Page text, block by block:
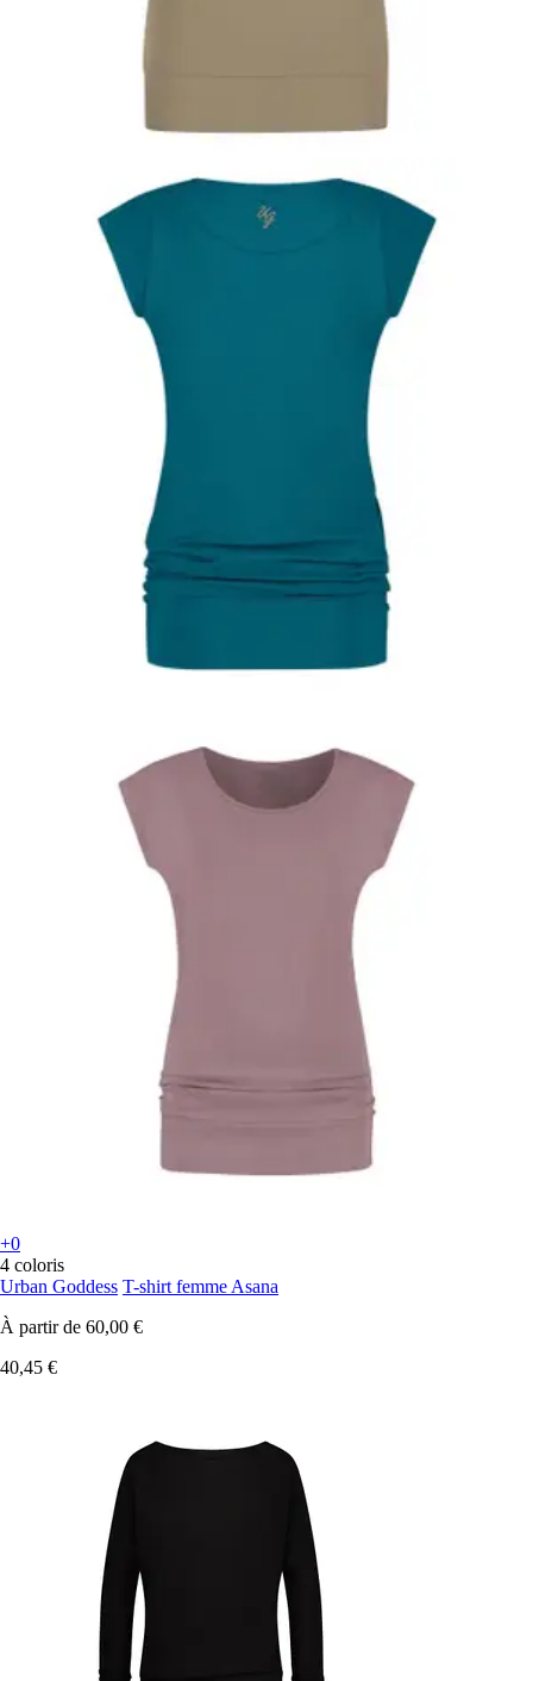
+0
4 coloris
Urban Goddess T-shirt femme Asana
À partir de 60,00 €
40,45 €